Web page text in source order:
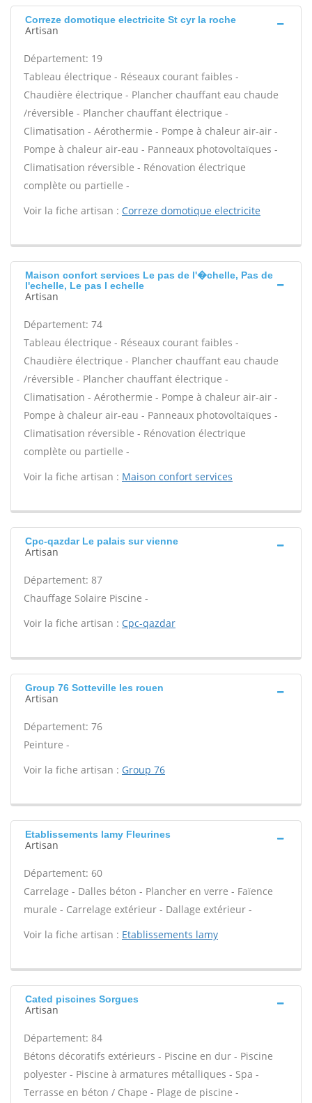
Correze domotique electricite St cyr la roche
Artisan
Département: 19
Tableau électrique - Réseaux courant faibles -
Chaudière électrique - Plancher chauffant eau chaude
/réversible - Plancher chauffant électrique -
Climatisation - Aérothermie - Pompe à chaleur air-air -
Pompe à chaleur air-eau - Panneaux photovoltaïques -
Climatisation réversible - Rénovation électrique
complète ou partielle -
Voir la fiche artisan : Correze domotique electricite
Maison confort services Le pas de l'�chelle, Pas de
l'echelle, Le pas l echelle
Artisan
Département: 74
Tableau électrique - Réseaux courant faibles -
Chaudière électrique - Plancher chauffant eau chaude
/réversible - Plancher chauffant électrique -
Climatisation - Aérothermie - Pompe à chaleur air-air -
Pompe à chaleur air-eau - Panneaux photovoltaïques -
Climatisation réversible - Rénovation électrique
complète ou partielle -
Voir la fiche artisan : Maison confort services
Cpc-qazdar Le palais sur vienne
Artisan
Département: 87
Chauffage Solaire Piscine -
Voir la fiche artisan : Cpc-qazdar
Group 76 Sotteville les rouen
Artisan
Département: 76
Peinture -
Voir la fiche artisan : Group 76
Etablissements lamy Fleurines
Artisan
Département: 60
Carrelage - Dalles béton - Plancher en verre - Faïence
murale - Carrelage extérieur - Dallage extérieur -
Voir la fiche artisan : Etablissements lamy
Cated piscines Sorgues
Artisan
Département: 84
Bétons décoratifs extérieurs - Piscine en dur - Piscine
polyester - Piscine à armatures métalliques - Spa -
Terrasse en béton / Chape - Plage de piscine -